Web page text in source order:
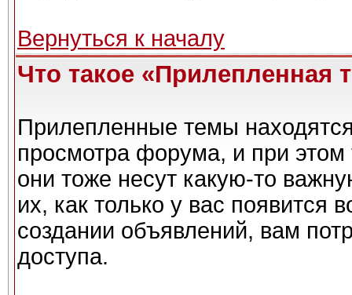
Вернуться к началу
Что такое «Прилепленная
Прилепленные темы
просмотра форума, и при
они тоже несут какую-то
их, как только у вас появится
создании объявлений, вам
доступа.